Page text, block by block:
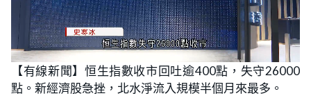
U
m
u
t
e
L
a
d
e
d
【有線新聞】恒生指數收市回吐逾400點，失守26000
點。新經濟股急挫，北水淨流入規模半個月來最多。